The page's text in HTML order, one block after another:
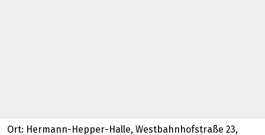
Ort: Hermann-Hepper-Halle, Westbahnhofstraße 23,